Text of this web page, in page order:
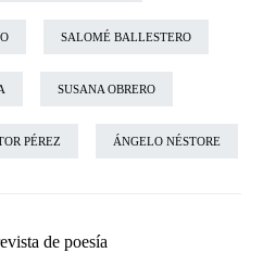
SALOMÉ BALLESTERO
SUSANA OBRERO
PÉREZ ÁNGELO NÉSTORE